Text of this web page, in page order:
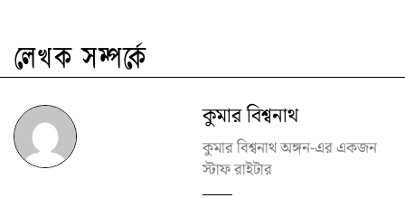
লেখক সম্পর্কে
কুমার বিশ্বনাথ
কুমার বিশ্বনাথ অঙ্গন-এর একজন
স্টাফ রাইটার